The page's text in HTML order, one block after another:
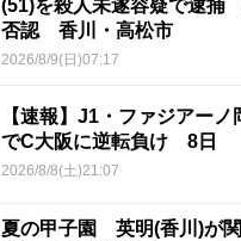
(51)を殺人未遂容疑で逮捕
否認 香川・高松市
2026/8/9(日)07:17
【速報】J1・ファジアー
でC大阪に逆転負け 8日
2026/8/8(土)21:07
夏の甲子園 英明(香川)が